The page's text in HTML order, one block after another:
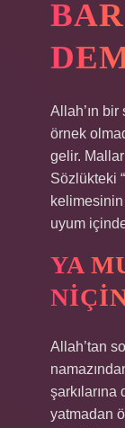
Allah’ın bir
örnek
gelir.
Sözlükteki
uyum
YA
Allah’tan
yatmadan